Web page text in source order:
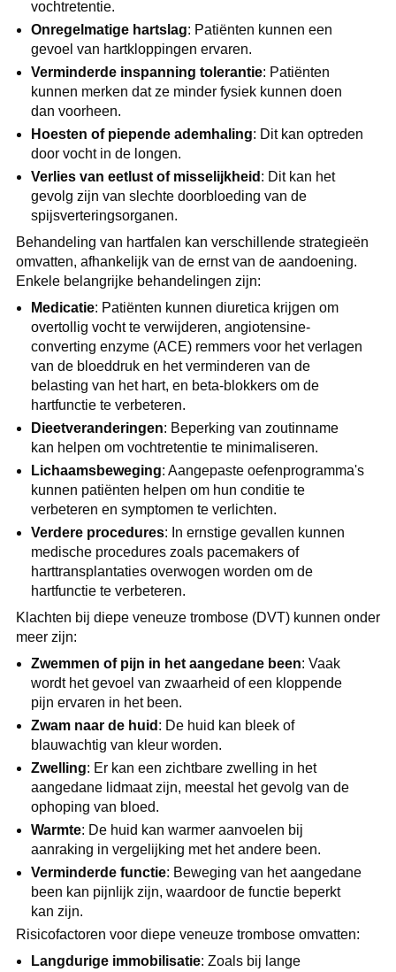
vochtretentie.
Onregelmatige hartslag: Patiënten kunnen een
gevoel van hartkloppingen ervaren.
Verminderde inspanning tolerantie: Patiënten
kunnen merken dat ze minder fysiek kunnen doen
dan voorheen.
Hoesten of piepende ademhaling: Dit kan optreden
door vocht in de longen.
Verlies van eetlust of misselijkheid : Dit kan het
gevolg zijn van slechte doorbloeding van de
spijsverteringsorganen.
Behandeling van hartfalen kan verschillende strategieën
omvatten, afhankelijk van de ernst van de aandoening.
Enkele belangrijke behandelingen zijn:
Medicatie: Patiënten kunnen diuretica krijgen om
overtollig vocht te verwijderen, angiotensine-
converting enzyme (ACE) remmers voor het verlagen
van de bloeddruk en het verminderen van de
belasting van het hart, en beta-blokkers om de
hartfunctie te verbeteren.
Dieetveranderingen: Beperking van zoutinname
kan helpen om vochtretentie te minimaliseren.
Lichaamsbeweging: Aangepaste oefenprogramma's
kunnen patiënten helpen om hun conditie te
verbeteren en symptomen te verlichten.
Verdere procedures: In ernstige gevallen kunnen
medische procedures zoals pacemakers of
harttransplantaties overwogen worden om de
hartfunctie te verbeteren.
Klachten bij diepe veneuze trombose (DVT) kunnen onder
meer zijn:
Zwemmen of pijn in het aangedane been: Vaak
wordt het gevoel van zwaarheid of een kloppende
pijn ervaren in het been.
Zwam naar de huid : De huid kan bleek of
blauwachtig van kleur worden.
Zwelling: Er kan een zichtbare zwelling in het
aangedane lidmaat zijn, meestal het gevolg van de
ophoping van bloed.
Warmte: De huid kan warmer aanvoelen bij
aanraking in vergelijking met het andere been.
Verminderde functie: Beweging van het aangedane
been kan pijnlijk zijn, waardoor de functie beperkt
kan zijn.
Risicofactoren voor diepe veneuze trombose omvatten:
Langdurige immobilisatie: Zoals bij lange